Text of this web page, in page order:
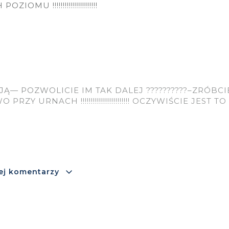
!!!!!!!!!!!!!!!!!!!!!!
POZWOLICIE IM TAK DALEJ
URNACH !!!!!!!!!!!!!!!!!!!!!!!! OCZYWIŚCIE JEST TO
komentarzy